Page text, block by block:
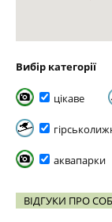
Вибір категорії
цікаве
аквапарки
ВІДГУКИ ПРО